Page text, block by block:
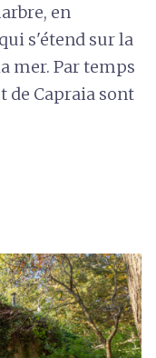
en
s'étend sur la
mer. Par temps
de Capraia sont